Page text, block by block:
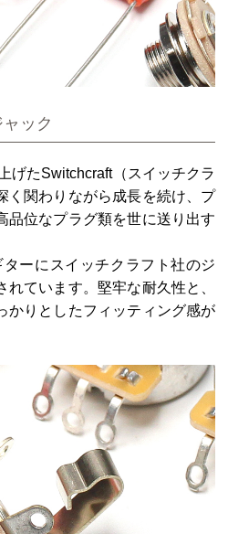
ック
げたSwitchcraft（スイッチクラ
く関わりながら成長を続け、プ
品位なプラグ類を世に送り出す
ーにスイッチクラフト社のジ
ています。堅牢な耐久性と、
かりとしたフィッティング感が